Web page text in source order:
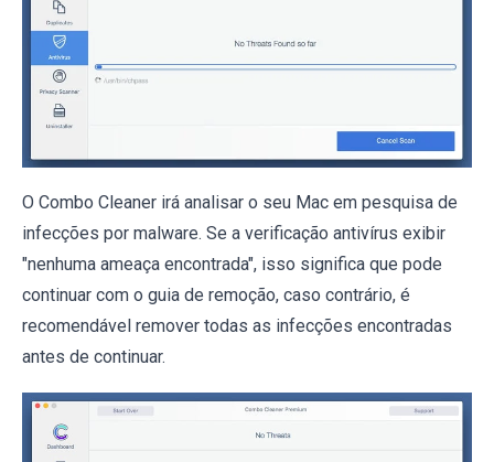
O Combo Cleaner irá analisar o seu Mac em pesquisa de
infecções por malware. Se a verificação antivírus exibir
"nenhuma ameaça encontrada", isso significa que pode
continuar com o guia de remoção, caso contrário, é
recomendável remover todas as infecções encontradas
antes de continuar.